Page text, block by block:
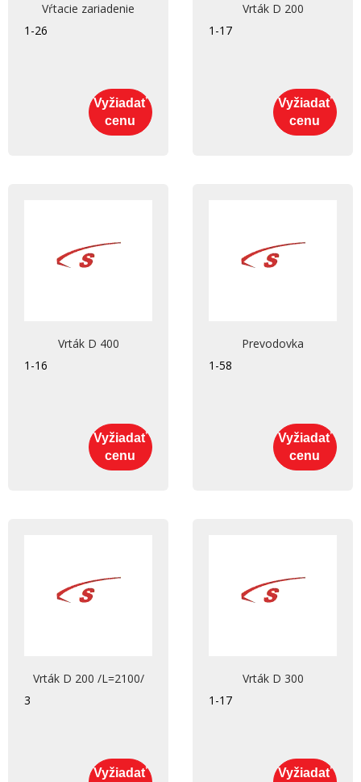
Vŕtacie zariadenie
1-26
Vyžiadať
cenu
Vrták D 200
1-17
Vyžiadať
cenu
Vrták D 400
1-16
Vyžiadať
cenu
Prevodovka
1-58
Vyžiadať
cenu
Vrták D 200 /L=2100/
3
Vyžiadať
Vrták D 300
1-17
Vyžiadať